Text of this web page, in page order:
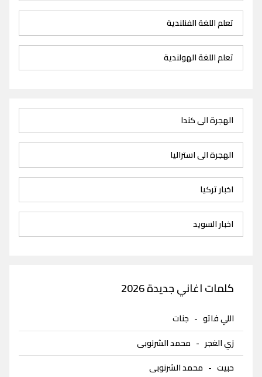
تعلم اللغة الفنلندية
تعلم اللغة الهولندية
الهجرة الى كندا
الهجرة الى استراليا
اخبار تركيا
اخبار السويد
كلمات اغاني جديدة 2026
اللي فاتو - جنات
زي الغجر- محمد الشرنوبى
حبيت - محمد الشرنوبى